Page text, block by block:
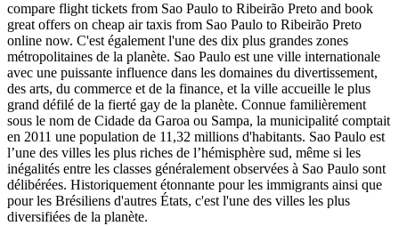
compare flight tickets from Sao Paulo to Ribeirão Preto and book
great offers on cheap air taxis from Sao Paulo to Ribeirão Preto
online now. C'est également l'une des dix plus grandes zones
métropolitaines de la planète. Sao Paulo est une ville internationale
avec une puissante influence dans les domaines du divertissement,
des arts, du commerce et de la finance, et la ville accueille le plus
grand défilé de la fierté gay de la planète. Connue familièrement
sous le nom de Cidade da Garoa ou Sampa, la municipalité comptait
en 2011 une population de 11,32 millions d'habitants. Sao Paulo est
l’une des villes les plus riches de l’hémisphère sud, même si les
inégalités entre les classes généralement observées à Sao Paulo sont
délibérées. Historiquement étonnante pour les immigrants ainsi que
pour les Brésiliens d'autres États, c'est l'une des villes les plus
diversifiées de la planète.